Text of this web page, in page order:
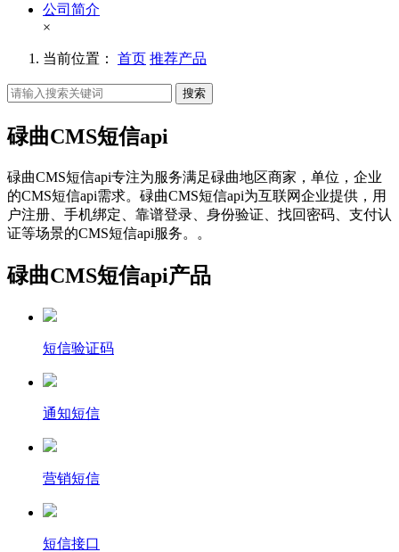
公司简介
×
当前位置： 首页 推荐产品
搜索
碌曲CMS短信api
碌曲CMS短信api专注为服务满足碌曲地区商家，单位，企业
的CMS短信api需求。碌曲CMS短信api为互联网企业提供，用
户注册、手机绑定、靠谱登录、身份验证、找回密码、支付认
证等场景的CMS短信api服务。。
碌曲CMS短信api产品
短信验证码
通知短信
营销短信
短信接口